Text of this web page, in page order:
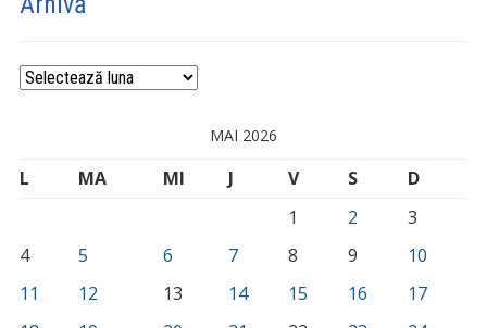
Arhivă
MAI 2026
L MA MI J V S
D
1
2
3
4
5 6 7 8 9
10
11
12 13 14 15 16
17